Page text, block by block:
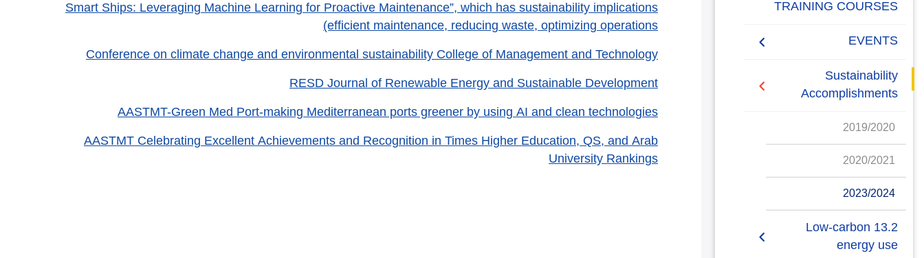
Campus Carbon
TRAINING COURSES
EVENTS
intiatives
Sustainability
Accomplishments
2019/2020
2020/2021
2023/2024
13.2 Low-carbon
energy use
Smart Ships: Leveraging Machine Learning for Proactive Maintenance”, which has sustainability implications
(efficient maintenance, reducing waste, optimizing operations
Conference on climate change and environmental sustainability College of Management and Technology
RESD Journal of Renewable Energy and Sustainable Development
AASTMT-Green Med Port-making Mediterranean ports greener by using AI and clean technologies
AASTMT Celebrating Excellent Achievements and Recognition in Times Higher Education, QS, and Arab
University Rankings